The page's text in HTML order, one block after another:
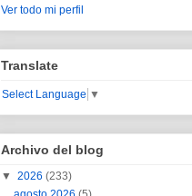
Ver todo mi perfil
Translate
Select Language ▼
Archivo del blog
▼ 2026 (233)